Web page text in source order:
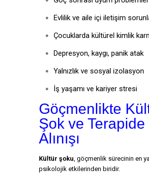
Evlilik ve aile içi iletişim
Çocuklarda kültürel kimlik
Depresyon, kaygı, panik atak
Yalnızlık ve sosyal izolasyon
İş yaşamı ve kariyer stresi
Göçmenlikte
Şok ve Terapide
Alınışı
Kültür şoku, göçmenlik sürecinin en
psikolojik etkilerinden biridir.